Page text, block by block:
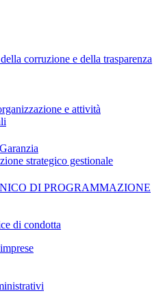
corruzione e della trasparenza
e attività
strategico gestionale
DI PROGRAMMAZIONE
di condotta